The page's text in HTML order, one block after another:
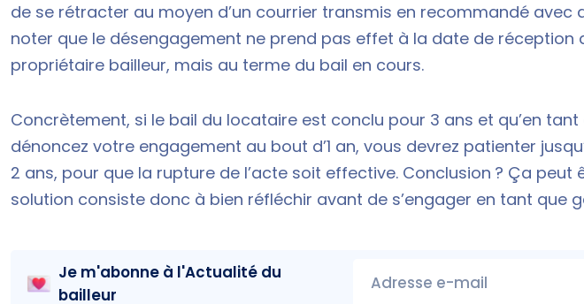
de se rétracter au moyen d’un courrier transmis en recommandé avec
noter que le désengagement ne prend pas effet à la date de réception
propriétaire bailleur, mais au terme du bail en cours.
Concrètement, si le bail du locataire est conclu pour 3 ans et qu’en tant
dénoncez votre engagement au bout d’1 an, vous devrez patienter
2 ans, pour que la rupture de l’acte soit effective. Conclusion ? Ça peut
solution consiste donc à bien réfléchir avant de s’engager en tant que
Je m'abonne à l'Actualité du
bailleur
Adresse e-mail